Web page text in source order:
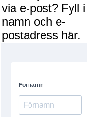
via e-post? Fyll i
namn och e-
postadress här.